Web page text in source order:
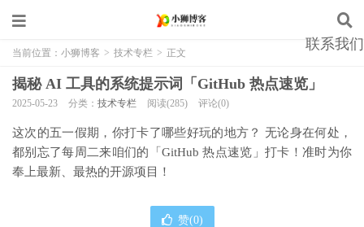
联系我们
当前位置： 小狮博客 > 技术专栏 > 正文
揭秘 AI 工具的系统提示词「GitHub 热点速览」
2025-05-23 分类： 技术专栏 阅读(285) 评论(0)
这次的五一假期，你打卡了哪些好玩的地方？️ 无论身在何处，
都别忘了每周二来咱们的「GitHub 热点速览」打卡！准时为你
奉上最新、最热的开源项目！
赞(0)